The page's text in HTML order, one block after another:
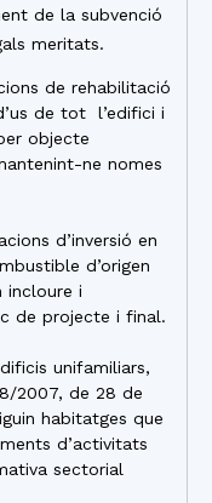
de la subvenció
meritats.
de rehabilitació
de tot l’edifici i
objecte
ne nomes
d’inversió en
d’origen
incloure i
de projecte i final.
unifamiliars,
2007, de 28 de
habitatges que
d’activitats
sectorial